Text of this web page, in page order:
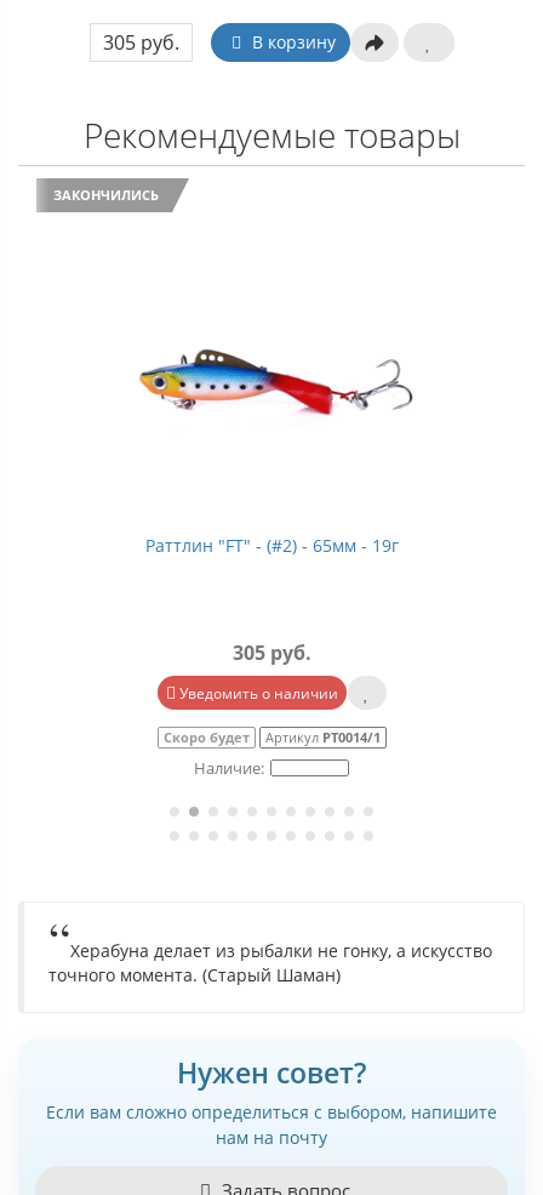
305 руб. В корзину
Рекомендуемые товары
ЗАКОНЧИЛИСЬ
Раттлин "FT" - (#2) - 65мм - 19г
305 руб.
Уведомить о наличии
Скоро будет Артикул РТ0014/1
Херабуна делает из рыбалки не гонку, а искусство
точного момента. (Старый Шаман)
Нужен совет?
Если вам сложно определиться с выбором, напишите
нам на почту
Задать вопрос